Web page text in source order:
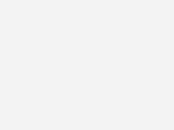
Landesvorsitzender
des VDKF-Landesverbandes
geschäftsführender Gesellschafter